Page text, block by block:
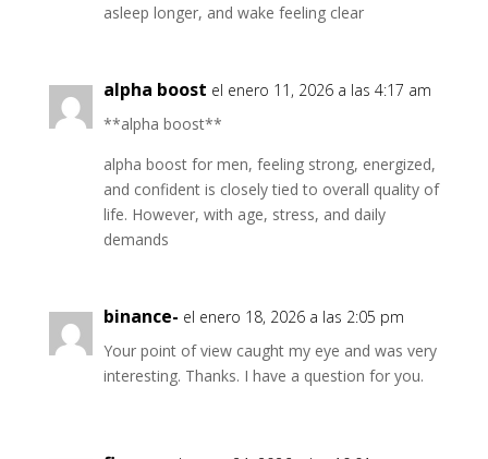
asleep longer, and wake feeling clear
alpha boost el enero 11, 2026 a las 4:17 am
**alpha boost**
alpha boost for men, feeling strong, energized,
and confident is closely tied to overall quality of
life. However, with age, stress, and daily
demands
binance- el enero 18, 2026 a las 2:05 pm
Your point of view caught my eye and was very
interesting. Thanks. I have a question for you.